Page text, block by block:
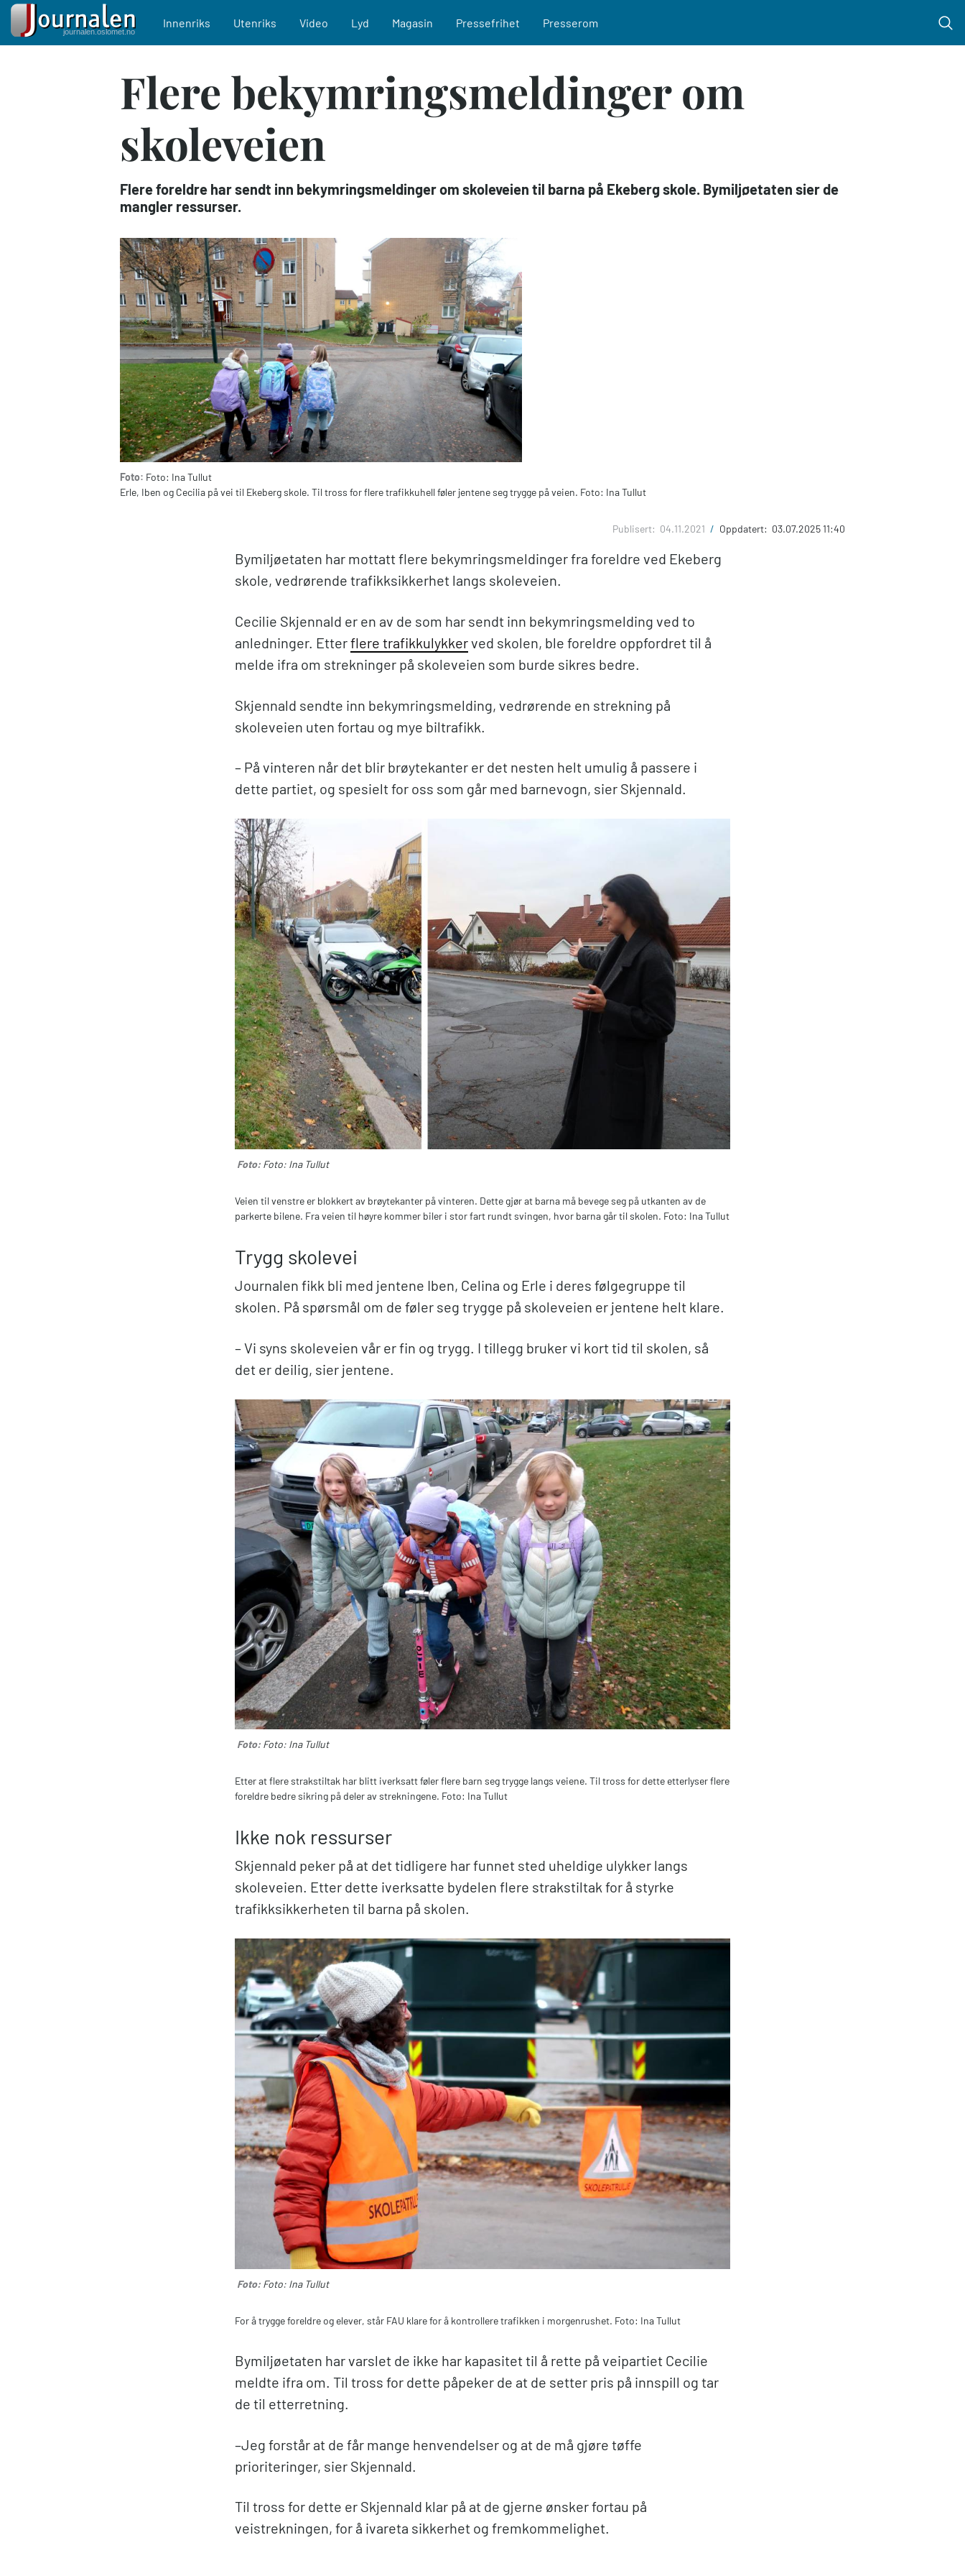
Main navigation
Innenriks Utenriks Video Lyd Magasin Pressefrihet Presserom
Flere bekymringsmeldinger om
skoleveien
Flere foreldre har sendt inn bekymringsmeldinger om skoleveien til barna på Ekeberg skole. Bymiljøetaten sier de
mangler ressurser.
Foto: Foto: Ina Tullut
Erle, Iben og Cecilia på vei til Ekeberg skole. Til tross for flere trafikkuhell føler jentene seg trygge på veien. Foto: Ina Tullut
Publisert: 04.11.2021 / Oppdatert: 03.07.2025 11:40
Bymiljøetaten har mottatt flere bekymringsmeldinger fra foreldre ved Ekeberg
skole, vedrørende trafikksikkerhet langs skoleveien.
Cecilie Skjennald er en av de som har sendt inn bekymringsmelding ved to
anledninger. Etterflere trafikkulykkerved skolen, ble foreldre oppfordret til å
melde ifra om strekninger på skoleveien som burde sikres bedre.
Skjennald sendte inn bekymringsmelding, vedrørende en strekning på
skoleveien uten fortau og mye biltrafikk.
– På vinteren når det blir brøytekanter er det nesten helt umulig å passere i
dette partiet, og spesielt for oss som går med barnevogn, sier Skjennald.
Foto: Foto: Ina Tullut
Veien til venstre er blokkert av brøytekanter på vinteren. Dette gjør at barna må bevege seg på utkanten av de
parkerte bilene. Fra veien til høyre kommer biler i stor fart rundt svingen, hvor barna går til skolen. Foto: Ina Tullut
Trygg skolevei
Journalen fikk bli med jentene Iben, Celina og Erle i deres følgegruppe til
skolen. På spørsmål om de føler seg trygge på skoleveien er jentene helt klare.
– Vi syns skoleveien vår er fin og trygg. I tillegg bruker vi kort tid til skolen, så
det er deilig, sier jentene.
Foto: Foto: Ina Tullut
Etter at flere strakstiltak har blitt iverksatt føler flere barn seg trygge langs veiene. Til tross for dette etterlyser flere
foreldre bedre sikring på deler av strekningene. Foto: Ina Tullut
Ikke nok ressurser
Skjennald peker på at det tidligere har funnet sted uheldige ulykker langs
skoleveien. Etter dette iverksatte bydelen flere strakstiltak for å styrke
trafikksikkerheten til barna på skolen.
Foto: Foto: Ina Tullut
For å trygge foreldre og elever, står FAU klare for å kontrollere trafikken i morgenrushet. Foto: Ina Tullut
Bymiljøetaten har varslet de ikke har kapasitet til å rette på veipartiet Cecilie
meldte ifra om. Til tross for dette påpeker de at de setter pris på innspill og tar
de til etterretning.
–Jeg forstår at de får mange henvendelser og at de må gjøre tøffe
prioriteringer, sier Skjennald.
Til tross for dette er Skjennald klar på at de gjerne ønsker fortau på
veistrekningen, for å ivareta sikkerhet og fremkommelighet.